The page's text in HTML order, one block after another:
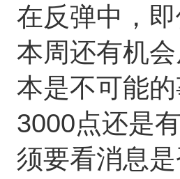
在反弹中，
本周还有机
本是不可能
3000点还是
须要看消息是